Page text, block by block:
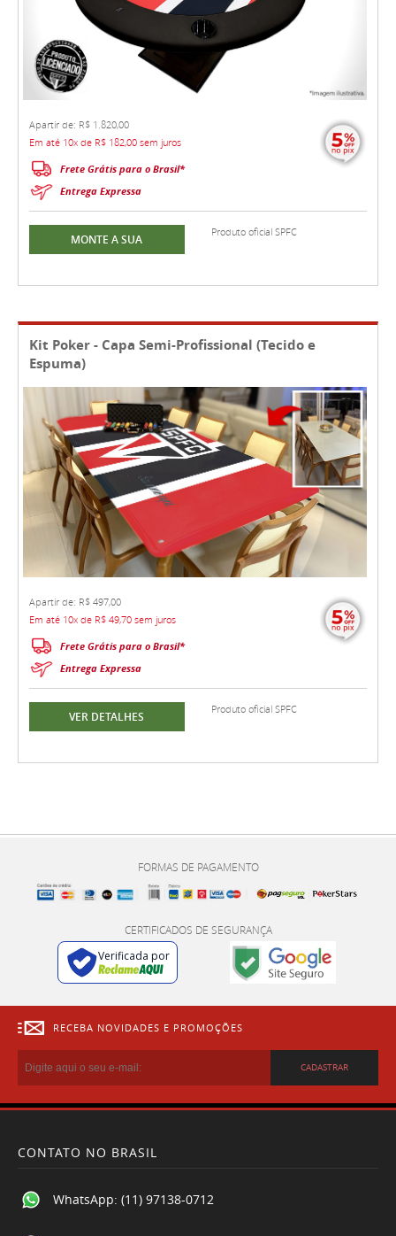
Apartir de: R$ 1.820,00
Em até 10x de R$ 182,00 sem juros
Frete Grátis para o Brasil*
Entrega Expressa
MONTE A SUA
Produto oficial SPFC
Kit Poker - Capa Semi-Profissional (Tecido e
Espuma)
Apartir de: R$ 497,00
Em até 10x de R$ 49,70 sem juros
Frete Grátis para o Brasil*
Entrega Expressa
VER DETALHES
Produto oficial SPFC
FORMAS DE PAGAMENTO
CERTIFICADOS DE SEGURANÇA
Verificada por
RECEBA NOVIDADES E PROMOÇÕES
CADASTRAR
CONTATO NO BRASIL
WhatsApp: (11) 97138-0712